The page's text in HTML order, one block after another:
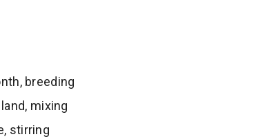
breeding
mixing
stirring